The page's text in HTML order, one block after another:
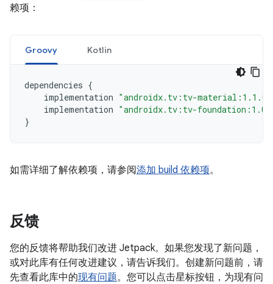
赖项：
Groovy Kotlin
dependencies {
implementation "androidx.tv:tv-material:1.1.0"
implementation "androidx.tv:tv-
}
如需详细了解依赖项，请参阅添加 build 依赖项。
反馈
您的反馈将帮助我们改进 Jetpack。如果您发现了新问题，
或对此库有任何改进建议，请告诉我们。创建新问题前，请
先查看此库中的现有问题。您可以点击星标按钮，为现有问